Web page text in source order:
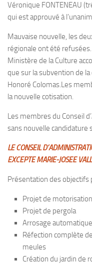
Véronique FONTENEAU
qui est approuvé à
Mauvaise nouvelle, les
régionale ont été
Ministère de la Culture
que sur la subvention de
Honoré Colomas.Les
la nouvelle cotisation.
Les membres du Conseil
sans nouvelle candidature
LE CONSEIL
EXCEPTE MARIE-JOSEE
Présentation des objectifs
Projet de
Projet de pergola
Arrosage
Réfection complète
meules
Création du jardin de